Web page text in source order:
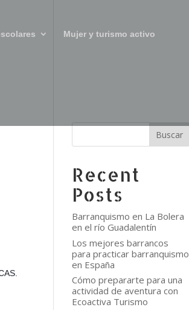
Mujer y turismo activo
Buscar
Recent
Posts
Barranquismo en La Bolera
en el río Guadalentín
Los mejores barrancos
para practicar barranquismo
en España
Cómo prepararte para una
actividad de aventura con
Ecoactiva Turismo